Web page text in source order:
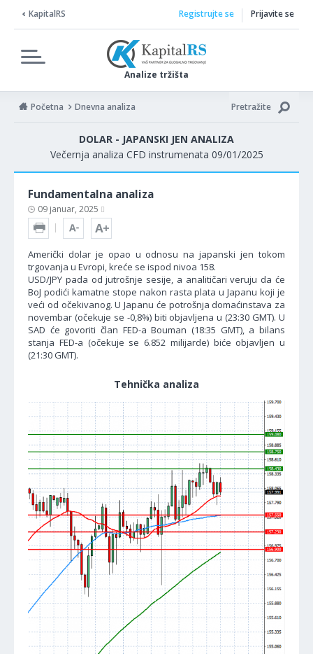
KapitalRS
Analize tržišta
Registrujte se Prijavite se
Početna Dnevna analiza Pretražite
DOLAR - JAPANSKI JEN ANALIZA
Večernja analiza CFD instrumenata 09/01/2025
Fundamentalna analiza
09 januar, 2025
Američki dolar je opao u odnosu na japanski jen tokom
trgovanja u Evropi, kreće se ispod nivoa 158.
USD/JPY pada od jutrošnje sesije, a analitičari veruju da će
BoJ podići kamatne stope nakon rasta plata u Japanu koji je
veći od očekivanog. U Japanu će potrošnja domaćinstava za
novembar (očekuje se -0,8%) biti objavljena u (23:30 GMT). U
SAD će govoriti član FED-a Bouman (18:35 GMT), a bilans
stanja FED-a (očekuje se 6.852 milijarde) biće objavljen u
(21:30 GMT).
Tehnička analiza